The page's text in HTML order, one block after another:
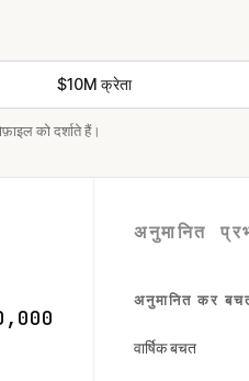
$10M क्रेता
को दर्शाते हैं।
अनुमानित
अनुमानित कर
वार्षिक बचत